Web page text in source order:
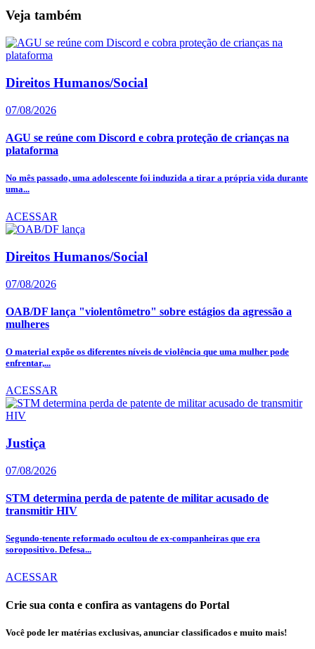
Veja também
Direitos Humanos/Social
07/08/2026
AGU se reúne com Discord e cobra proteção de crianças na
plataforma
No mês passado, uma adolescente foi induzida a tirar a própria vida durante
uma...
ACESSAR
Direitos Humanos/Social
07/08/2026
OAB/DF lança "violentômetro" sobre estágios da agressão a
mulheres
O material expõe os diferentes níveis de violência que uma mulher pode
enfrentar,...
ACESSAR
Justiça
07/08/2026
STM determina perda de patente de militar acusado de
transmitir HIV
Segundo-tenente reformado ocultou de ex-companheiras que era
soropositivo. Defesa...
ACESSAR
Crie sua conta e confira as vantagens do Portal
Você pode ler matérias exclusivas, anunciar classificados e muito mais!